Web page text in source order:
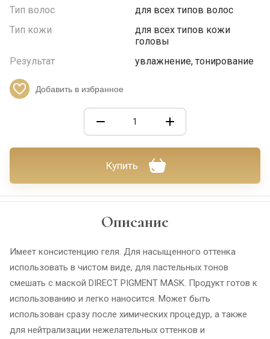
Тип волос
для всех типов волос
Тип кожи
для всех типов кожи
головы
Результат
увлажнение, тонирование
Добавить в избранное
Купить
Описание
Имеет консистенцию геля. Для насыщенного оттенка
использовать в чистом виде, для пастельных тонов
смешать с маской DIRECT PIGMENT MASK. Продукт готов к
использованию и легко наносится. Может быть
использован сразу после химических процедур, а также
для нейтрализации нежелательных оттенков и